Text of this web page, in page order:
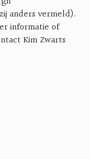
anders vermeld).
informatie of
Kim Zwarts